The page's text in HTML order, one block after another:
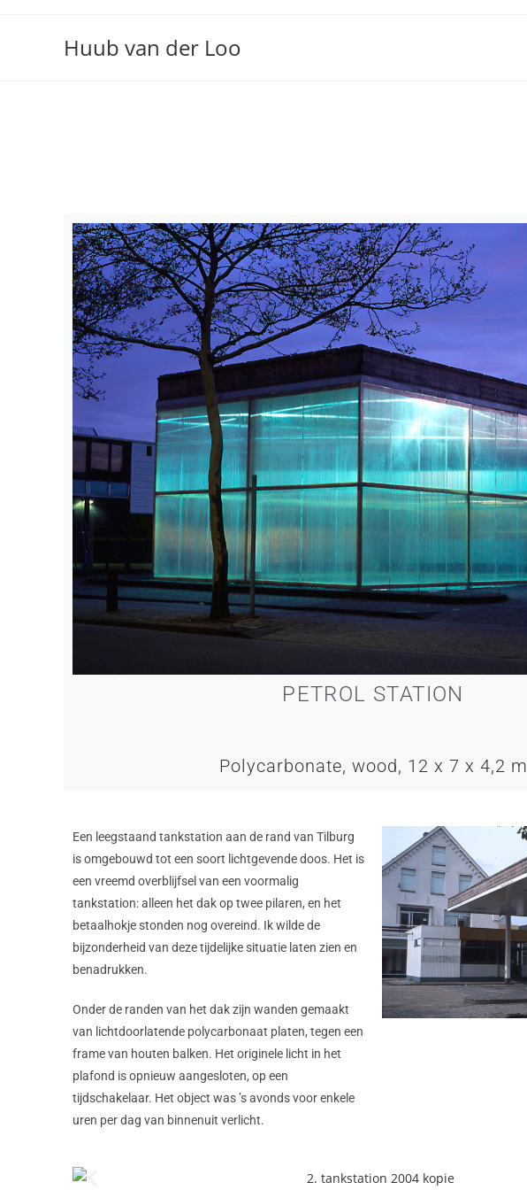
Huub van der Loo
PETROL STATION
Polycarbonate, wood, 12 x 7 x 4,2 m
Een leegstaand tankstation aan de rand van Tilburg
is omgebouwd tot een soort lichtgevende doos. Het is
een vreemd overblijfsel van een voormalig
tankstation: alleen het dak op twee pilaren, en het
betaalhokje stonden nog overeind. Ik wilde de
bijzonderheid van deze tijdelijke situatie laten zien en
benadrukken.
Onder de randen van het dak zijn wanden gemaakt
van lichtdoorlatende polycarbonaat platen, tegen een
frame van houten balken. Het originele licht in het
plafond is opnieuw aangesloten, op een
tijdschakelaar. Het object was ’s avonds voor enkele
uren per dag van binnenuit verlicht.